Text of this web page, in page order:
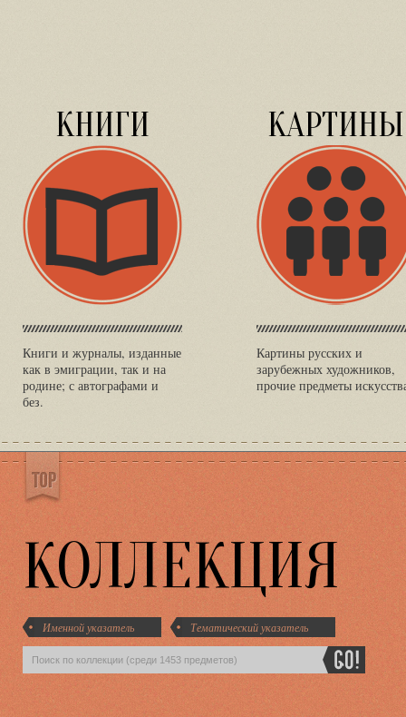
КНИГИ
Книги и журналы, изданные
как в эмиграции, так и на
родине; с автографами и
без.
КАРТИНЫ
Картины русских и
зарубежных художников,
прочие предметы
КОЛЛЕКЦИЯ
Именной указатель Тематический указатель